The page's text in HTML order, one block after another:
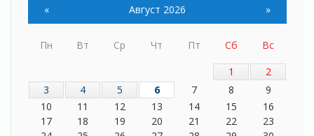
Километровые столбы «Дороги жизни»
02 августа 2026
Ленобласть внедрила передовую подготовку
операторов БПЛА
02 августа 2026
В Ивангороде появилась «Избушка-
воробушка»
« Август 2026 »
Пн Вт Ср Чт Пт Сб
Вс
1
2
3
4 5 6 7 8
9
10
11 12 13 14 15
16
17
18 19 20 21 22
23